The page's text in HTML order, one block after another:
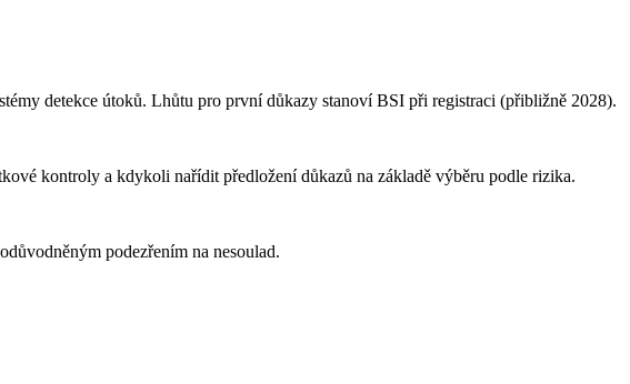
detekce útoků. Lhůtu pro první důkazy stanoví BSI při registraci (přibližně 2028).
kontroly a kdykoli nařídit předložení důkazů na základě výběru podle rizika.
podezřením na nesoulad.